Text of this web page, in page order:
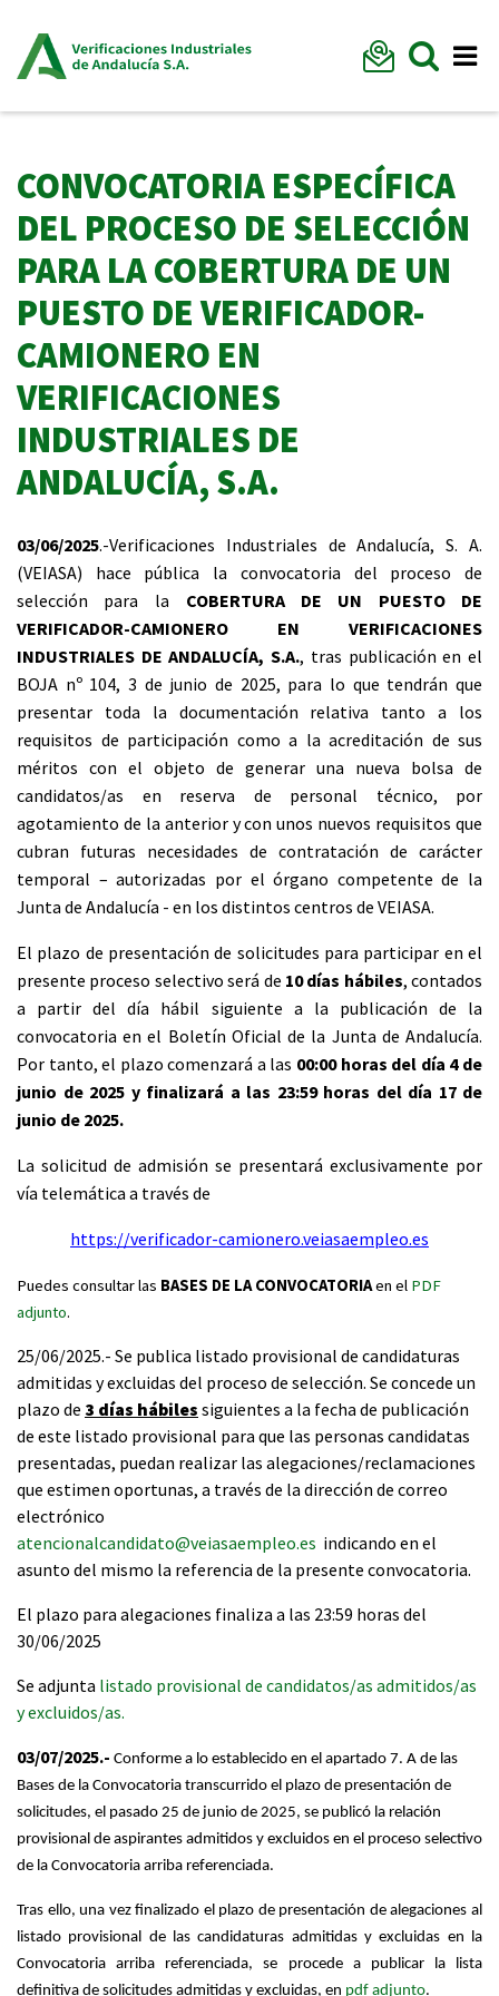
CONVOCATORIA ESPECÍFICA
DEL PROCESO DE SELECCIÓN
PARA LA COBERTURA DE UN
PUESTO DE VERIFICADOR-
CAMIONERO EN
VERIFICACIONES
INDUSTRIALES DE
ANDALUCÍA, S.A.
03/06/2025.-Verificaciones Industriales de Andalucía, S. A.
(VEIASA) hace pública la convocatoria del proceso de
selección para la
COBERTURA DE UN PUESTO DE
VERIFICADOR-CAMIONERO EN VERIFICACIONES
INDUSTRIALES DE ANDALUCÍA, S.A., tras publicación en el
BOJA nº 104, 3 de junio de 2025, para lo que tendrán que
presentar toda la documentación relativa tanto a los
requisitos de participación como a la acreditación de sus
méritos con el objeto de generar una nueva bolsa de
candidatos/as en reserva de personal técnico, por
agotamiento de la anterior y con unos nuevos requisitos que
cubran futuras necesidades de contratación de carácter
temporal – autorizadas por el órgano competente de la
Junta de Andalucía - en los distintos centros de VEIASA.
El plazo de presentación de solicitudes para participar en el
presente proceso selectivo será de 10 días hábiles, contados
a partir del día hábil siguiente a la publicación de la
convocatoria en el Boletín Oficial de la Junta de Andalucía.
Por tanto, el plazo comenzará a las 00:00 horas del día 4 de
junio de 2025 y finalizará a las 23:59 horas del día 17 de
junio de 2025.
La solicitud de admisión se presentará exclusivamente por
vía telemática a través de
https://verificador-camionero.veiasaempleo.es
Puedes consultar las BASES DE LA CONVOCATORIAen el PDF
adjunto.
25/06/2025.- Se publica listado provisional de candidaturas
admitidas y excluidas del proceso de selección. Se concede un
plazo de 3 días hábiles siguientes a la fecha de publicación
de este listado provisional para que las personas candidatas
presentadas, puedan realizar las alegaciones/reclamaciones
que estimen oportunas, a través de la dirección de correo
electrónico
atencionalcandidato@veiasaempleo.es indicando en el
asunto del mismo la referencia de la presente convocatoria.
El plazo para alegaciones finaliza a las 23:59 horas del
30/06/2025
Se adjunta listado provisional de candidatos/as admitidos/as
y excluidos/as.
03/07/2025.- Conforme a lo establecido en el apartado 7. A de las
Bases de la Convocatoria transcurrido el plazo de presentación de
solicitudes, el pasado 25 de junio de 2025, se publicó la relación
provisional de aspirantes admitidos y excluidos en el proceso selectivo
de la Convocatoria arriba referenciada.
Tras ello, una vez finalizado el plazo de presentación de alegaciones al
listado provisional de las candidaturas admitidas y excluidas en la
Convocatoria arriba referenciada, se procede a publicar la lista
definitiva de solicitudes admitidas y excluidas, en pdf adjunto.